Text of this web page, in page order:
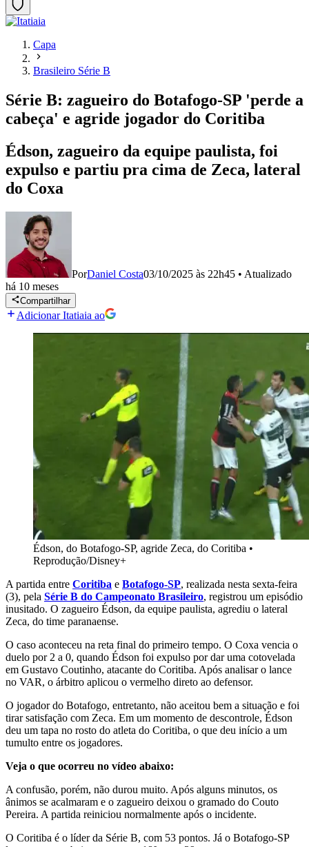
Capa
Brasileiro Série B
Série B: zagueiro do Botafogo-SP 'perde a
cabeça' e agride jogador do Coritiba
Édson, zagueiro da equipe paulista, foi
expulso e partiu pra cima de Zeca, lateral
do Coxa
PorDaniel Costa03/10/2025 às 22h45 • Atualizado
há 10 meses
Compartilhar
Adicionar Itatiaia ao
Édson, do Botafogo-SP, agride Zeca, do Coritiba •
Reprodução/Disney+
A partida entre Coritiba e Botafogo-SP, realizada nesta sexta-feira
(3), pela Série B do Campeonato Brasileiro, registrou um episódio
inusitado. O zagueiro Édson, da equipe paulista, agrediu o lateral
Zeca, do time paranaense.
O caso aconteceu na reta final do primeiro tempo. O Coxa vencia o
duelo por 2 a 0, quando Édson foi expulso por dar uma cotovelada
em Gustavo Coutinho, atacante do Coritiba. Após analisar o lance
no VAR, o árbitro aplicou o vermelho direto ao defensor.
O jogador do Botafogo, entretanto, não aceitou bem a situação e foi
tirar satisfação com Zeca. Em um momento de descontrole, Édson
deu um tapa no rosto do atleta do Coritiba, o que deu início a um
tumulto entre os jogadores.
Veja o que ocorreu no vídeo abaixo:
A confusão, porém, não durou muito. Após alguns minutos, os
ânimos se acalmaram e o zagueiro deixou o gramado do Couto
Pereira. A partida reiniciou normalmente após o incidente.
O Coritiba é o líder da Série B, com 53 pontos. Já o Botafogo-SP